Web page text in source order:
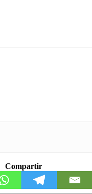
Compartir